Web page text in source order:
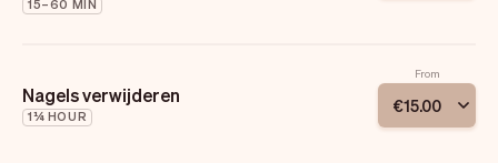
15–60 MIN
Nagels verwijderen
1¼ HOUR
From
€15.00